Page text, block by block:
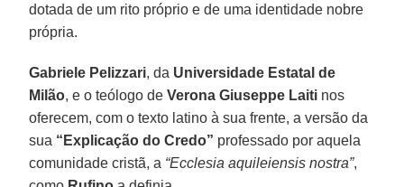
dotada de um rito próprio e de uma identidade nobre
própria.
Gabriele Pelizzari, da Universidade Estatal de
Milão, e o teólogo deVerona Giuseppe Laiti nos
oferecem, com o texto latino à sua frente, a versão da
sua “Explicação do Credo” professado por aquela
comunidade cristã, a “Ecclesia aquileiensis nostra”,